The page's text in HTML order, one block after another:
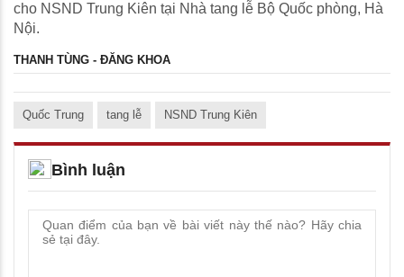
cho NSND Trung Kiên tại Nhà tang lễ Bộ Quốc phòng, Hà
Nội.
THANH TÙNG - ĐĂNG KHOA
Quốc Trung tang lễ NSND Trung Kiên
Bình luận